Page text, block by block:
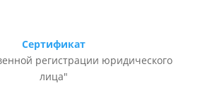
Сертификат
регистрации юридического
лица"